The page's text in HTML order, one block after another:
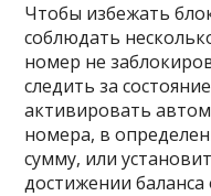
Чтобы избежать
соблюдать
номер не
следить за
активировать
номера, в
сумму, или
достижении